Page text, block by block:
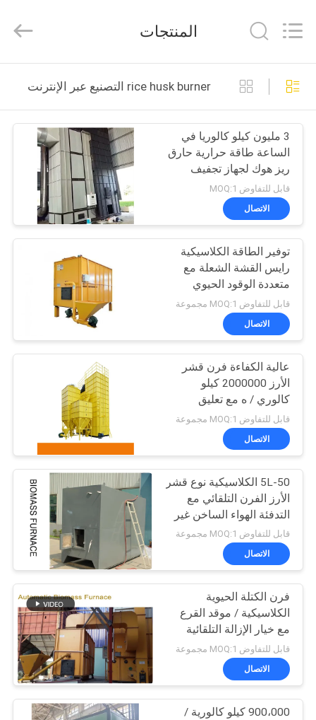
منزل،
بيت
منتجات
معلومات
جولة
المعمل
مراقبة
الجودة
اتصل
أخبار
اطلب
اقتباس
خريطة
الموقع
سياسة
الخصوصية
LTD.
Reserved.
المنتجات
rice husk burner التصنيع عبر الإنترنت
3 مليون كيلو كالوريا في
الساعة طاقة حرارية حارق
ريز هوك لجهاز تجفيف
الحبوب
قابل للتفاوض MOQ:1
الاتصال
توفير الطاقة الكلاسيكية
رايس القشة الشعلة مع
متعددة الوقود الحيوي
الخيار
قابل للتفاوض MOQ:1 مجموعة
الاتصال
عالية الكفاءة فرن قشر
الأرز 2000000 كيلو
كالوري / ه مع تعليق
الاحتراق
قابل للتفاوض MOQ:1 مجموعة
الاتصال
5L-50 الكلاسيكية نوع قشر
الأرز الفرن التلقائي مع
التدفئة الهواء الساخن غير
المباشرة
قابل للتفاوض MOQ:1 مجموعة
الاتصال
فرن الكتلة الحيوية
الكلاسيكية / موقد القرع
مع خيار الإزالة التلقائية
والرماد
قابل للتفاوض MOQ:1 مجموعة
الاتصال
900،000 كيلو كالورية /